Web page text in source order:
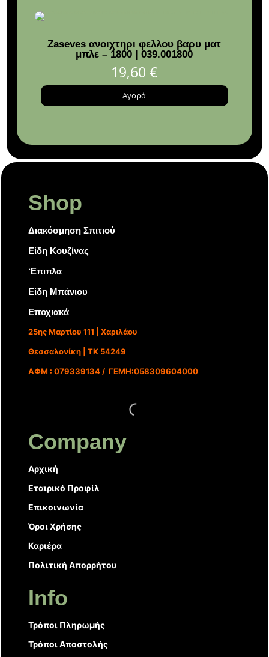
Zaseves ανοιχτηρι φελλου βαρυ ματ
μπλε – 1800 | 039.001800
19,60 €
Αγορά
Shop
Διακόσμηση Σπιτιού
Είδη Κουζίνας
‘Επιπλα
Είδη Μπάνιου
Εποχιακά
25ης Μαρτίου 111 | Χαριλάου
Θεσσαλονίκη | ΤΚ 54249
ΑΦΜ : 079339134 / ΓΕΜΗ:058309604000
Company
Αρχική
Εταιρικό Προφίλ
Επικοινωνία
Όροι Χρήσης
Καριέρα
Πολιτική Απορρήτου
Info
Τρόποι Πληρωμής
Τρόποι Αποστολής